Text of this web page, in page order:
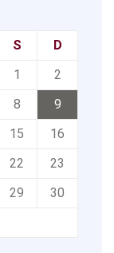
S
D
1
2
8
9
15
16
22
23
29
30